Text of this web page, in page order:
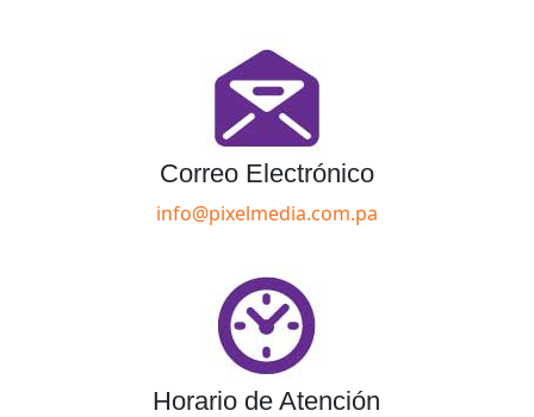
Correo Electrónico
info@pixelmedia.com.pa
Horario de Atención